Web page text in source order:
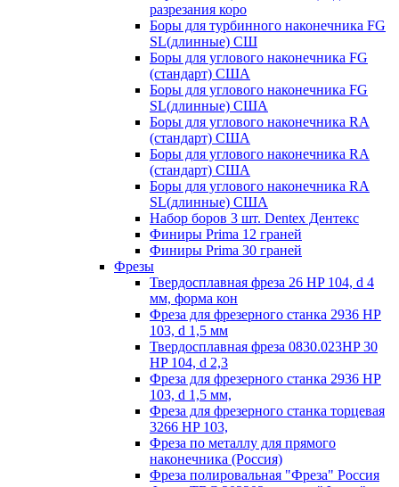
разрезания коро
Боры для турбинного наконечника FG
SL(длинные) CШ
Боры для углового наконечника FG
(стандарт) США
Боры для углового наконечника FG
SL(длинные) CША
Боры для углового наконечника RA
(стандарт) США
Боры для углового наконечника RA
(стандарт) США
Боры для углового наконечника RA
SL(длинные) CША
Набор боров 3 шт. Dentex Дентекс
Финиры Prima 12 граней
Финиры Prima 30 граней
Фрезы
Твердосплавная фреза 26 HP 104, d 4
мм, форма кон
Фреза для фрезерного станка 2936 HP
103, d 1,5 мм
Твердосплавная фреза 0830.023HP 30
HP 104, d 2,3
Фреза для фрезерного станка 2936 HP
103, d 1,5 мм,
Фреза для фрезерного станка торцевая
3266 HP 103,
Фреза по металлу для прямого
наконечника (Россия)
Фреза полировальная "Фреза" Россия